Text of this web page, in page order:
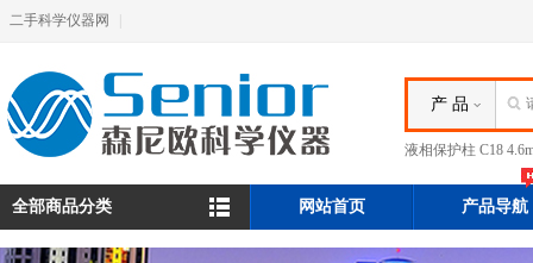
二手科学仪器网
产 品
液相保护柱 C18
全部商品分类 网站首页 产品导航